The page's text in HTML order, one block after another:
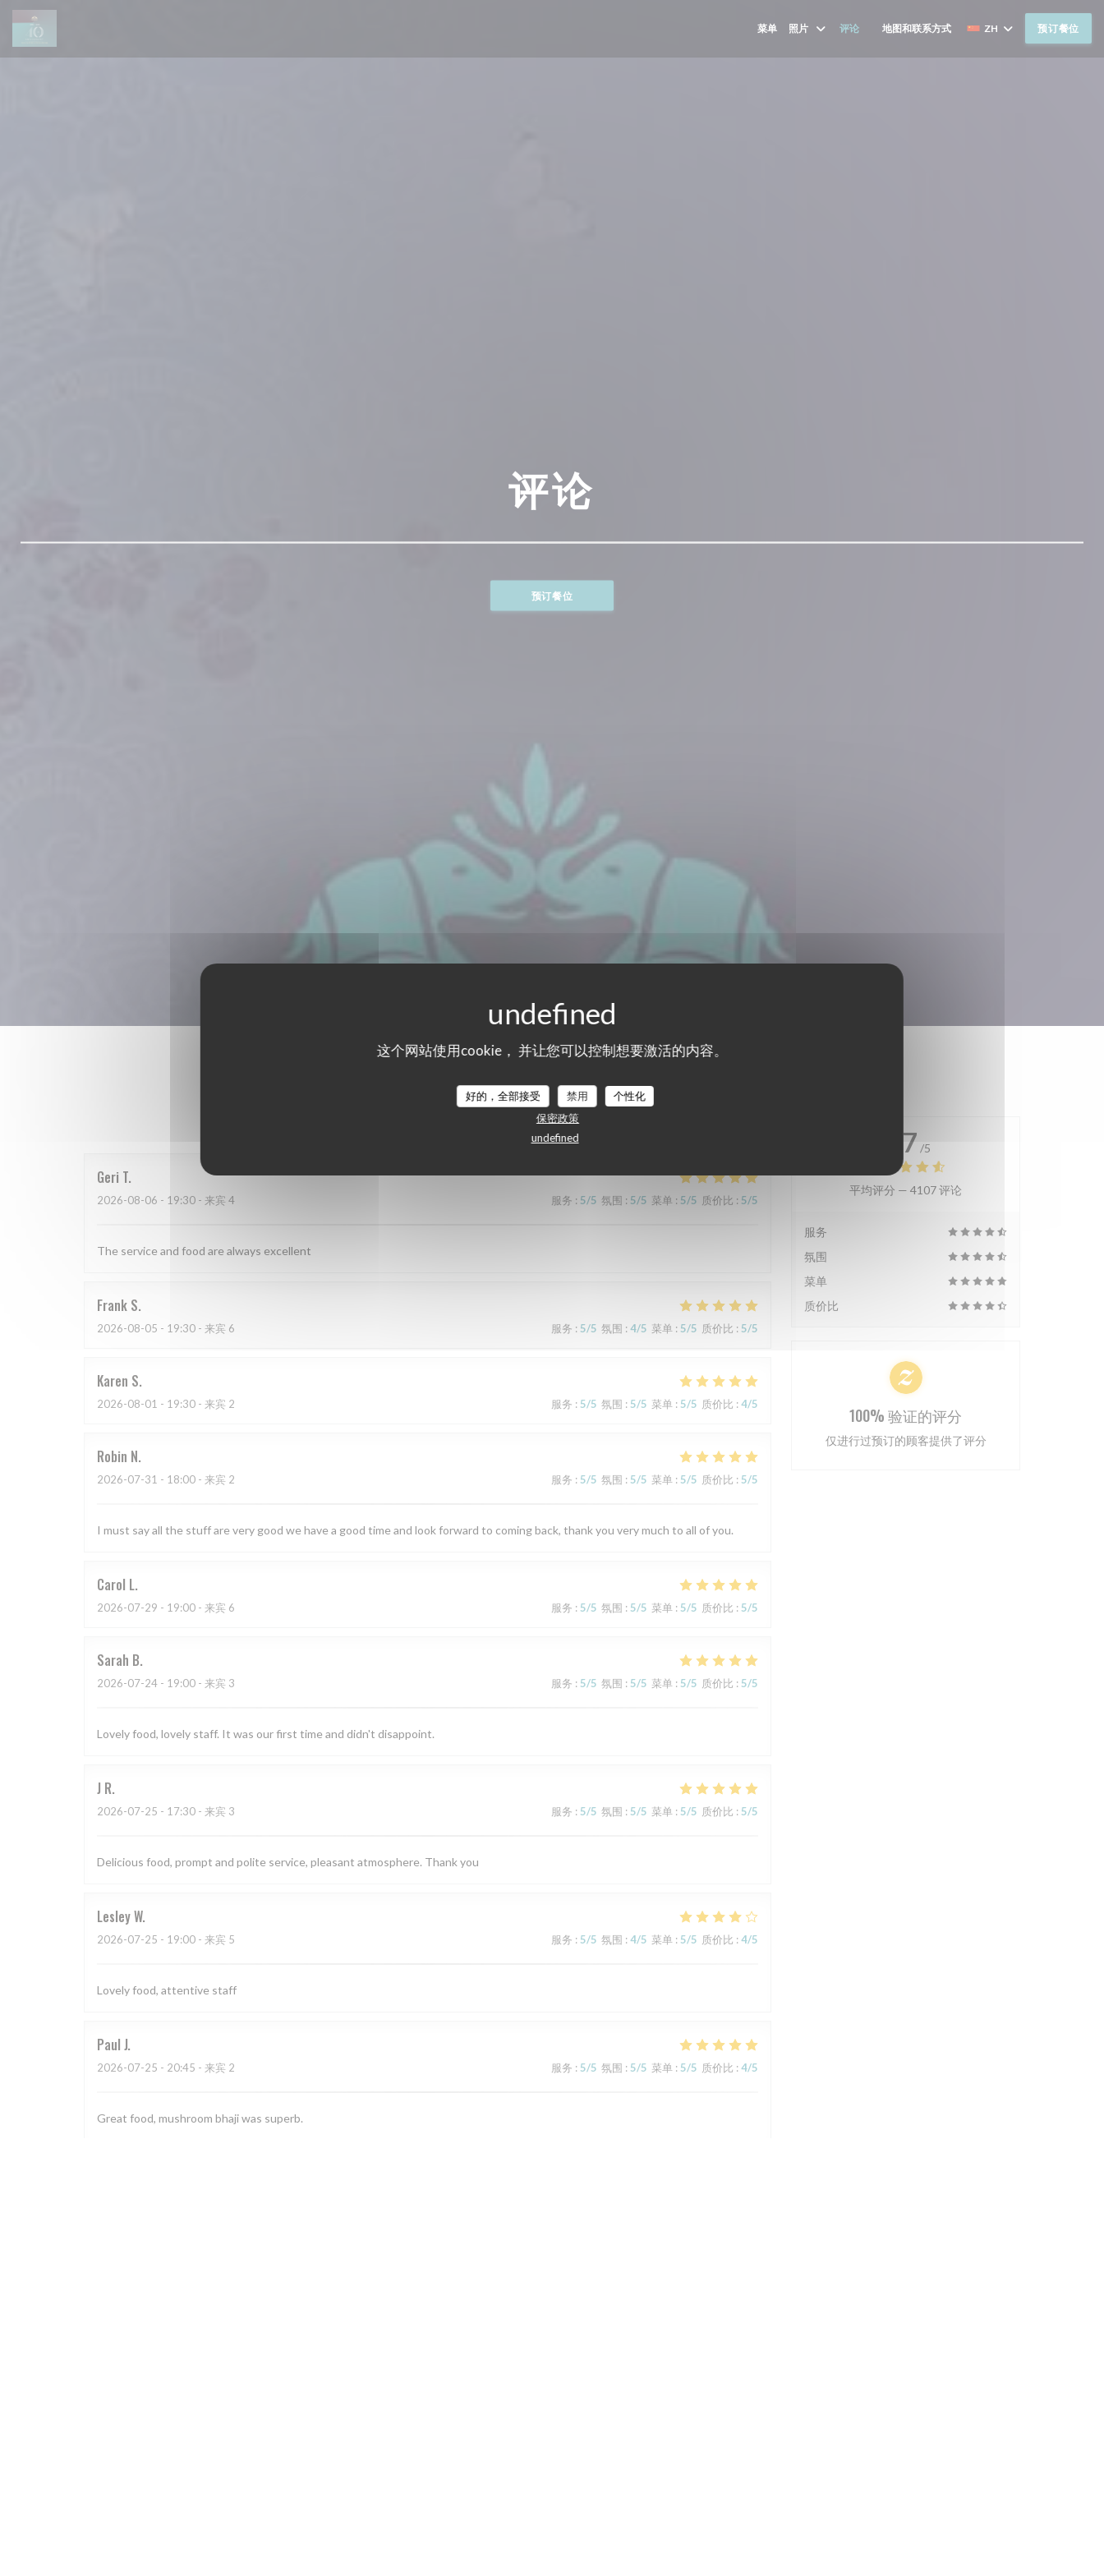
Cookie管理面板
这个网站使用cookie， 并让您可以控制想要激活的内容。
好的，全部接受 禁用
个性化
保密政策
undefined
菜单 照片 评论 ((在新窗口中打开))
地图和联系方式 ZH 预订餐位
评论
预订餐位
我们的顾客评分
Geri T
2026-08-06 - 19:30 - 来宾 4 服务 : 5/5 氛围 : 5/5 菜单 : 5/5 质价比 : 5/5
The service and food are always excellent
Frank S
2026-08-05 - 19:30 - 来宾 6 服务 : 5/5 氛围 : 4/5 菜单 : 5/5 质价比 : 5/5
Karen S
2026-08-01 - 19:30 - 来宾 2 服务 : 5/5 氛围 : 5/5 菜单 : 5/5 质价比 : 4/5
Robin N
2026-07-31 - 18:00 - 来宾 2 服务 : 5/5 氛围 : 5/5 菜单 : 5/5 质价比 : 5/5
I must say all the stuff are very good we have a good time and look forward to coming back, thank you very much to all of you.
Carol L
2026-07-29 - 19:00 - 来宾 6 服务 : 5/5 氛围 : 5/5 菜单 : 5/5 质价比 : 5/5
Sarah B
2026-07-24 - 19:00 - 来宾 3 服务 : 5/5 氛围 : 5/5 菜单 : 5/5 质价比 : 5/5
Lovely food, lovely staff. It was our first time and didn't disappoint.
J R
2026-07-25 - 17:30 - 来宾 3 服务 : 5/5 氛围 : 5/5 菜单 : 5/5 质价比 : 5/5
Delicious food, prompt and polite service, pleasant atmosphere. Thank you
LesleyW
2026-07-25 - 19:00 - 来宾 5 服务 : 5/5 氛围 : 4/5 菜单 : 5/5 质价比 : 4/5
Lovely food, attentive staff
Paul J
2026-07-25 - 20:45 - 来宾 2 服务 : 5/5 氛围 : 5/5 菜单 : 5/5 质价比 : 4/5
Great food, mushroom bhaji was superb.
4.7 /5
平均评分 — 4107 评论
服务
氛围
菜单
质价比
100% 验证的评分
仅进行过预订的顾客提供了评分